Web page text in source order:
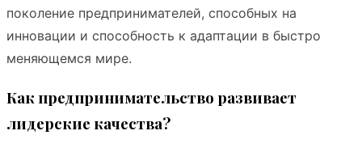
поколение предпринимателей, способных на
инновации и способность к адаптации в быстро
меняющемся мире.
Как предпринимательство развивает
лидерские качества?